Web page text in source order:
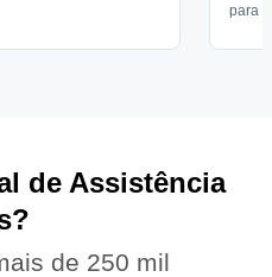
para
de Assistência
de 250 mil